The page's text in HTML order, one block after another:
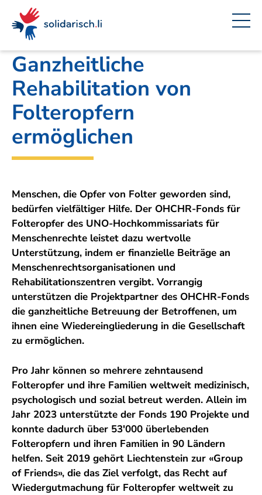
Navigieren
in
solidarisch.li
Schnellnavigation
Seitenkontext
Inhalt
Projekt
von
Amt für Auswärtige Angelegenheiten
Ganzheitliche
Rehabilitation von
Folteropfern
ermöglichen
Menschen, die Opfer von Folter geworden sind,
bedürfen vielfältiger Hilfe. Der OHCHR-Fonds für
Folteropfer des UNO-Hochkommissariats für
Menschenrechte leistet dazu wertvolle
Unterstützung, indem er finanzielle Beiträge an
Menschenrechtsorganisationen und
Rehabilitationszentren vergibt. Vorrangig
unterstützen die Projektpartner des OHCHR-Fonds
die ganzheitliche Betreuung der Betroffenen, um
ihnen eine Wiedereingliederung in die Gesellschaft
zu ermöglichen.
Pro Jahr können so mehrere zehntausend
Folteropfer und ihre Familien weltweit medizinisch,
psychologisch und sozial betreut werden. Allein im
Jahr 2023 unterstützte der Fonds 190 Projekte und
konnte dadurch über 53'000 überlebenden
Folteropfern und ihren Familien in 90 Ländern
helfen. Seit 2019 gehört Liechtenstein zur «Group
of Friends», die das Ziel verfolgt, das Recht auf
Wiedergutmachung für Folteropfer weltweit zu